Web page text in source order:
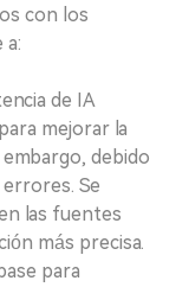
con los
de IA
mejorar la
debido
Se
las fuentes
más precisa.
para